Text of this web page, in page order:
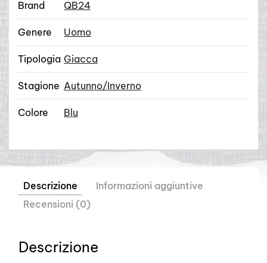
Brand QB24
Genere Uomo
Tipologia Giacca
Stagione Autunno/Inverno
Colore Blu
Descrizione
Informazioni aggiuntive
Recensioni (0)
Descrizione